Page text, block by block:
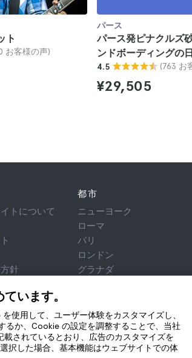
ト
お客様の声)
パース
パース発ピナクルズ
ンドボーディングの
4.5 (763 お
¥29,505
います。
使用して、ユーザー体験をカスタマイズし、
るか、Cookie の設定を調整することで、当社
載されているとおり、広告のカスタマイズを
択した場合、基本機能はウェブサイトでの体
トについて
針
都市
ニューヨーク
ローマ
パリ
ロンドン
グラナダ